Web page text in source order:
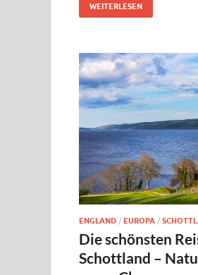
WEITERLESEN
ENGLAND / EUROPA /
Die schönsten
Schottland –